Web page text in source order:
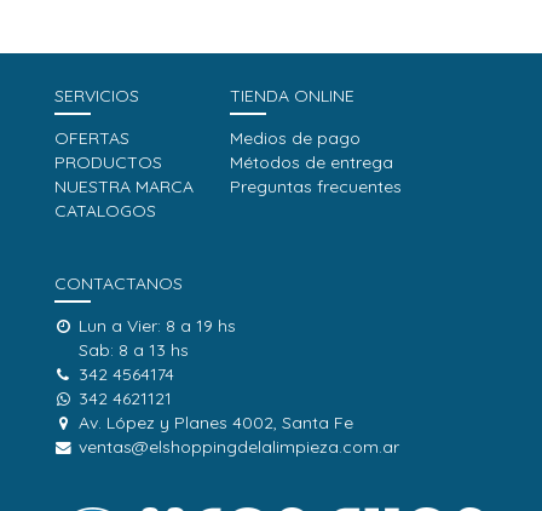
SERVICIOS
OFERTAS
PRODUCTOS
NUESTRA MARCA
CATALOGOS
TIENDA ONLINE
Medios de pago
Métodos de entrega
Preguntas frecuentes
CONTACTANOS
Lun a Vier: 8 a 19 hs
Sab: 8 a 13 hs
342 4564174
342 4621121
Av. López y Planes 4002, Santa Fe
ventas@elshoppingdelalimpieza.com.ar